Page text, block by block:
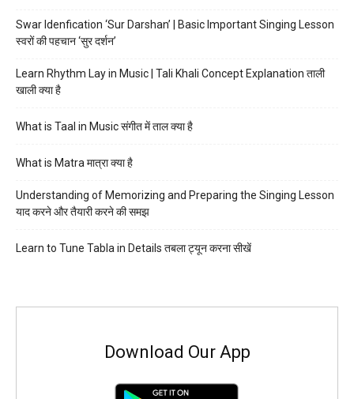
Swar Idenfication ‘Sur Darshan’ | Basic Important Singing Lesson
स्वरों की पहचान ‘सुर दर्शन’
Learn Rhythm Lay in Music | Tali Khali Concept Explanation ताली
खाली क्या है
What is Taal in Music संगीत में ताल क्या है
What is Matra मात्रा क्या है
Understanding of Memorizing and Preparing the Singing Lesson
याद करने और तैयारी करने की समझ
Learn to Tune Tabla in Details तबला ट्यून करना सीखें
Download Our App